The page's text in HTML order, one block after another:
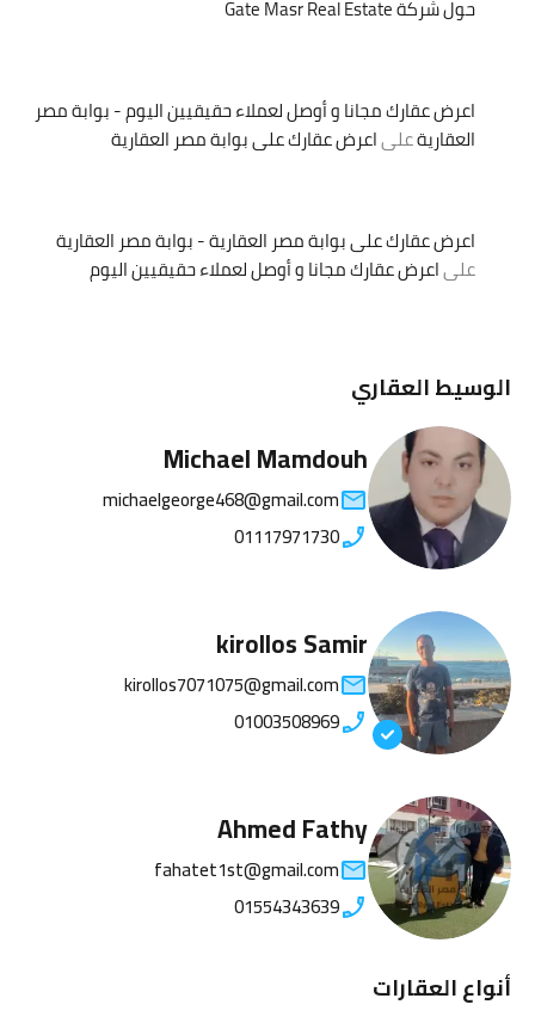
حول شركة Gate Masr Real Estate
اعرض عقارك مجانا و أوصل لعملاء حقيقيين اليوم - بوابة مصر
العقاريةعلىاعرض عقارك على بوابة مصر العقارية
اعرض عقارك على بوابة مصر العقارية - بوابة مصر العقارية
علىاعرض عقارك مجانا و أوصل لعملاء حقيقيين اليوم
الوسيط العقاري
Michael Mamdouh
michaelgeorge468@gmail.com
01117971730
kirollos Samir
kirollos7071075@gmail.com
01003508969
Ahmed Fathy
fahatet1st@gmail.com
01554343639
أنواع العقارات